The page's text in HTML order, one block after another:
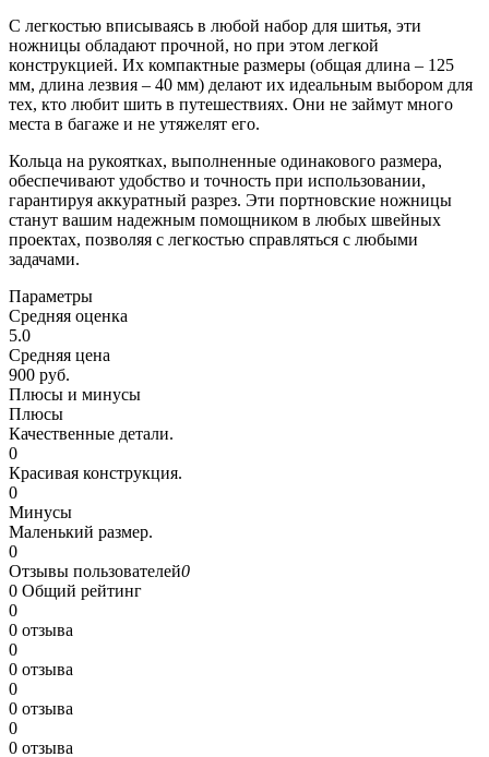
С легкостью вписываясь в любой набор для шитья, эти
ножницы обладают прочной, но при этом легкой
конструкцией. Их компактные размеры (общая длина – 125
мм, длина лезвия – 40 мм) делают их идеальным выбором для
тех, кто любит шить в путешествиях. Они не займут много
места в багаже и не утяжелят его.
Кольца на рукоятках, выполненные одинакового размера,
обеспечивают удобство и точность при использовании,
гарантируя аккуратный разрез. Эти портновские ножницы
станут вашим надежным помощником в любых швейных
проектах, позволяя с легкостью справляться с любыми
задачами.
Параметры
Средняя оценка
5.0
Средняя цена
900 руб.
Плюсы и минусы
Плюсы
Качественные детали.
0
Красивая конструкция.
0
Минусы
Маленький размер.
0
Отзывы пользователей0
0 Общий рейтинг
0
0 отзыва
0
0 отзыва
0
0 отзыва
0
0 отзыва